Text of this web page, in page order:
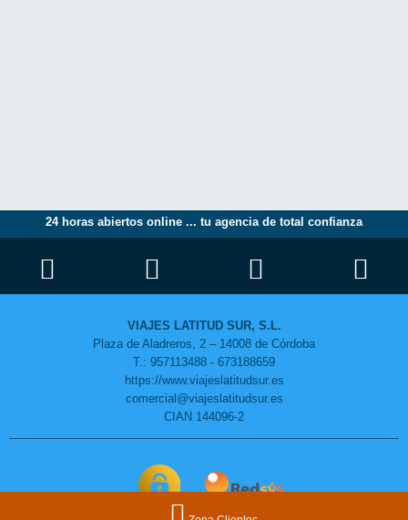
24 horas abiertos online ... tu agencia de total confianza
VIAJES LATITUD SUR, S.L.
Plaza de Aladreros, 2 – 14008 de Córdoba
T.: 957113488 - 673188659
https://www.viajeslatitudsur.es
comercial@viajeslatitudsur.es
CIAN 144096-2